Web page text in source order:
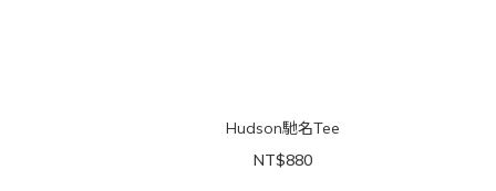
Hudson馳名Tee
NT$880